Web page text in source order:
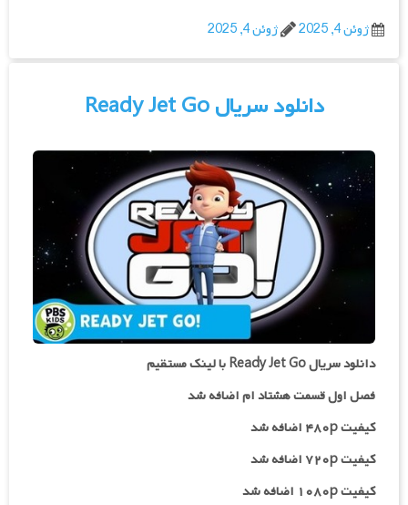
ژوئن 4, 2025
ژوئن 4, 2025
دانلود سریال Ready Jet Go
دانلود سریال Ready Jet Go با لینک مستقیم
فصل اول قسمت هشتاد ام اضافه شد
کیفیت ۴۸۰p اضافه شد
کیفیت ۷۲۰p
اضافه شد
کیفیت ۱۰۸۰p اضافه شد